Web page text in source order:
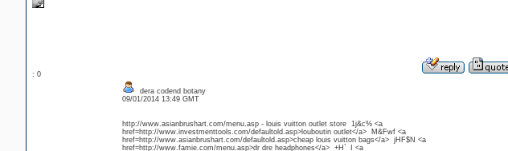
: 0
dera codend botany
09/01/2014 13:49 GMT
http://www.asianbrushart.com/menu.asp - louis vuitton outlet store 1j&c% <a
href=http://www.investmenttools.com/defaultold.asp>louboutin outlet</a> M&Fwf <a
href=http://www.asianbrushart.com/defaultold.asp>cheap louis vuitton bags</a> jHF$N <a
href=http://www.famie.com/menu.asp>dr dre headphones</a> +H`_I <a